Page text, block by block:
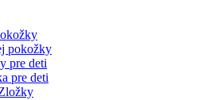
pokožky
pre deti
pre deti